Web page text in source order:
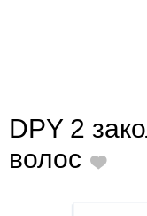
DPY 2
волос